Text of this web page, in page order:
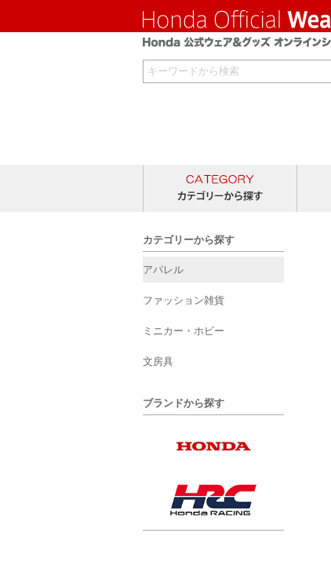
カテゴリーから探す
アパレル
ファッション雑貨
ミニカー・ホビー
文房具
ブランドから探す